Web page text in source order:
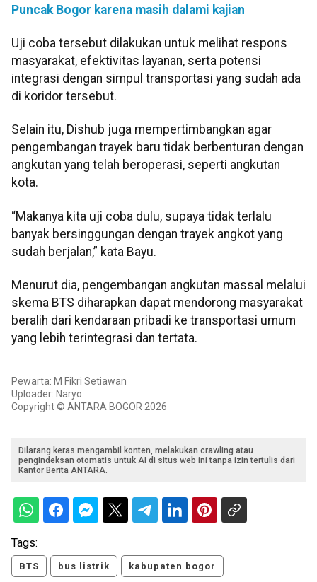
Puncak Bogor karena masih dalami kajian
Uji coba tersebut dilakukan untuk melihat respons
masyarakat, efektivitas layanan, serta potensi
integrasi dengan simpul transportasi yang sudah ada
di koridor tersebut.
Selain itu, Dishub juga mempertimbangkan agar
pengembangan trayek baru tidak berbenturan dengan
angkutan yang telah beroperasi, seperti angkutan
kota.
“Makanya kita uji coba dulu, supaya tidak terlalu
banyak bersinggungan dengan trayek angkot yang
sudah berjalan,” kata Bayu.
Menurut dia, pengembangan angkutan massal melalui
skema BTS diharapkan dapat mendorong masyarakat
beralih dari kendaraan pribadi ke transportasi umum
yang lebih terintegrasi dan tertata.
Pewarta: M Fikri Setiawan
Uploader: Naryo
Copyright © ANTARA BOGOR 2026
Dilarang keras mengambil konten, melakukan crawling atau
pengindeksan otomatis untuk AI di situs web ini tanpa izin tertulis dari
Kantor Berita ANTARA.
Tags:
BTS bus listrik kabupaten bogor